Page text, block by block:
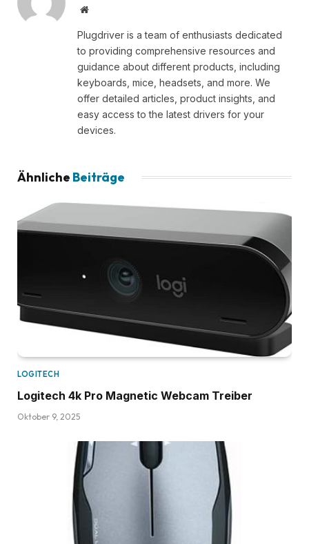
Website
Plugdriver is a team of enthusiasts dedicated
to providing comprehensive resources and
guidance about different products, including
keyboards, mice, headsets, and more. We
offer detailed articles, product insights, and
easy access to the latest drivers for your
devices.
Ähnliche Beiträge
LOGITECH
Logitech 4k Pro Magnetic Webcam Treiber
Oktober 9, 2025